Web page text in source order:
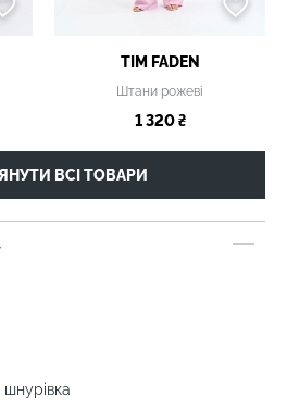
TIM FADEN
Штани рожеві
1 320 ₴
ВСІ ТОВАРИ
шнурівка